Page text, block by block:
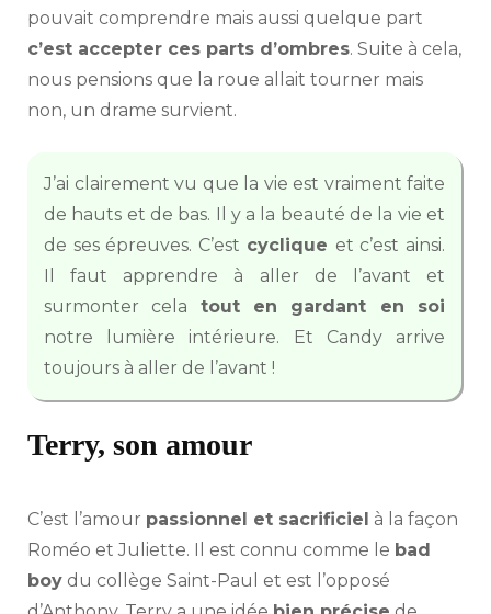
pouvait comprendre mais aussi quelque part
c’est accepter ces parts d’ombres. Suite à cela,
nous pensions que la roue allait tourner mais
non, un drame survient.
J’ai clairement vu que la vie est vraiment faite
de hauts et de bas. Il y a la beauté de la vie et
de ses épreuves. C’est cyclique et c’est ainsi.
Il faut apprendre à aller de l’avant et
surmonter cela tout en gardant en soi
notre lumière intérieure. Et Candy arrive
toujours à aller de l’avant !
Terry, son amour
C’est l’amour passionnel et sacrificiel à la façon
Roméo et Juliette. Il est connu comme le bad
boy du collège Saint-Paul et est l’opposé